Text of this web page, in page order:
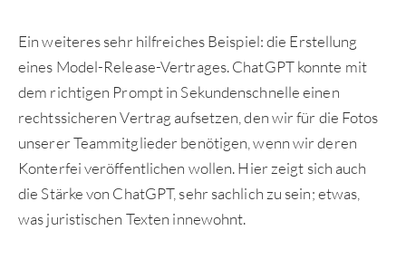
Ein weiteres sehr hilfreiches Beispiel: die Erstellung
eines Model-Release-Vertrages. ChatGPT konnte mit
dem richtigen Prompt in Sekundenschnelle einen
rechtssicheren Vertrag aufsetzen, den wir für die Fotos
unserer Teammitglieder benötigen, wenn wir deren
Konterfei veröffentlichen wollen. Hier zeigt sich auch
die Stärke von ChatGPT, sehr sachlich zu sein; etwas,
was juristischen Texten innewohnt.